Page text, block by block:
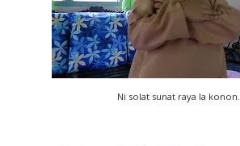
Ni solat sunat raya la konon...